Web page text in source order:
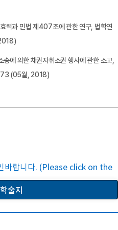
력과 민법 제407조에 관한 연구, 법학연
에 의한 채권자취소권 행사에 관한 소고,
(05월, 2018)
바랍니다. (Please click on the
술지